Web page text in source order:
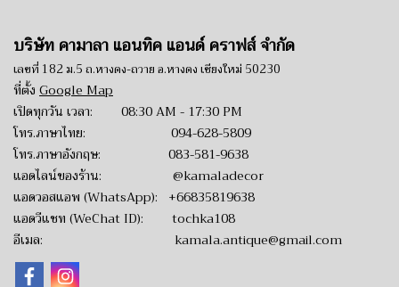
บริษัท คามาลา แอนทิค แอนด์ คราฟส์ จำกัด
เลขที่ 182 ม.5 ถ.หางดง-ถวาย อ.หางดง เชียงใหม่ 50230
ที่ตั้ง Google Map
เปิดทุกวัน เวลา: 08:30 AM - 17:30 PM
โทร.ภาษาไทย: 094-628-5809
โทร.ภาษาอังกฤษ: 083-581-9638
แอดไลน์ของร้าน: @kamaladecor
แอดวอสแอพ (WhatsApp): +66835819638
แอดวีแชท (WeChat ID): tochka108
อีเมล: kamala.antique@gmail.com